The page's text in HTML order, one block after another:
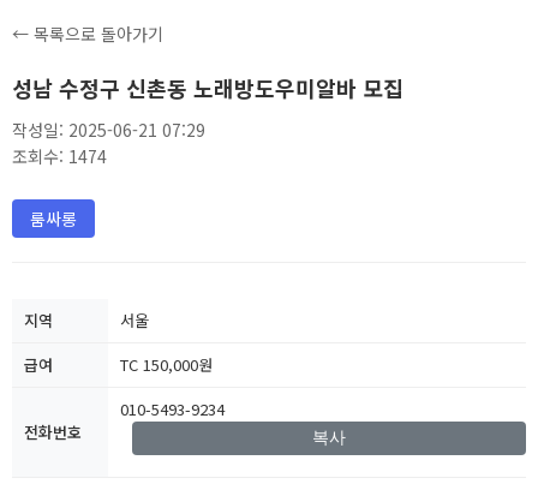
← 목록으로 돌아가기
성남 수정구 신촌동 노래방도우미알바 모집
작성일: 2025-06-21 07:29
조회수: 1474
룸싸롱
지역
서울
급여
TC 150,000원
전화번호
010-5493-9234
복사